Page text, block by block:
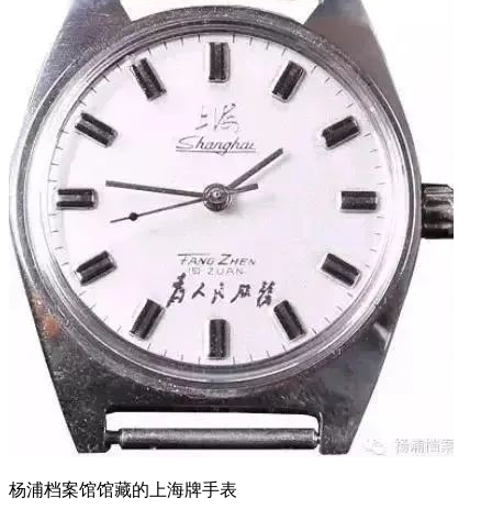
杨浦档案馆馆藏的上海牌手表